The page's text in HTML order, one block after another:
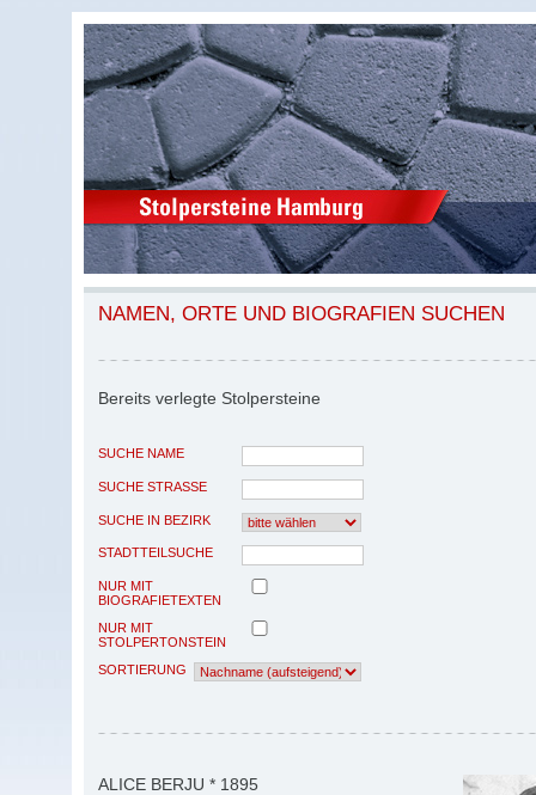
NAMEN, ORTE UND BIOGRAFIEN SUCHEN
Bereits verlegte Stolpersteine
SUCHE NAME
SUCHE STRASSE
SUCHE IN BEZIRK
STADTTEILSUCHE
NUR MIT
BIOGRAFIETEXTEN
NUR MIT
STOLPERTONSTEIN
SORTIERUNG
ALICE BERJU * 1895